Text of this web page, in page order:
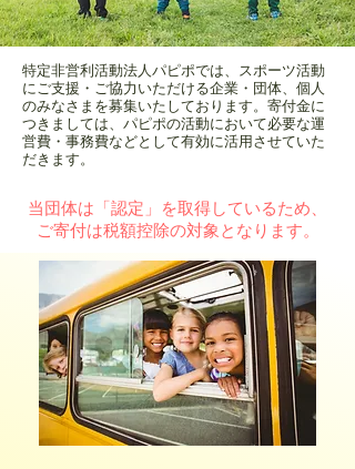
特定非営利活動法人パピポでは、スポーツ活動
にご支援・ご協力いただける企業・団体、個人
のみなさまを募集いたしております。寄付金に
つきましては、パピポの活動において必要な運
営費・事務費などとして有効に活用させていた
だきます。
当団体は「認定」を取得しているため、
ご寄付は税額控除の対象となります。